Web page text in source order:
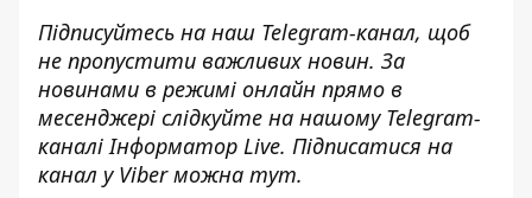
Підписуйтесь на наш Telegram-канал, щоб
не пропустити важливих новин. За
новинами в режимі онлайн прямо в
месенджері слідкуйте на нашому Telegram-
каналіІнформатор Live. Підписатися на
канал у Viber можна тут.